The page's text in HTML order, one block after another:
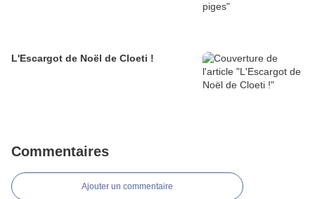
L'Escargot de Noël de Cloeti !
Commentaires
Ajouter un commentaire